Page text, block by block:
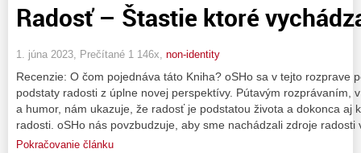
Radosť – Štastie ktoré
1. júna 2023, Prečítané 1 146x, non-identity
Recenzie: O čom pojednáva táto Kniha? oSHo sa v tejto rozprave
podstaty radosti z úplne novej perspektívy. Pútavým rozprávaním,
a humor, nám ukazuje, že radosť je podstatou života a dokonca aj
radosti. oSHo nás povzbudzuje, aby sme nachádzali zdroje
Pokračovanie článku